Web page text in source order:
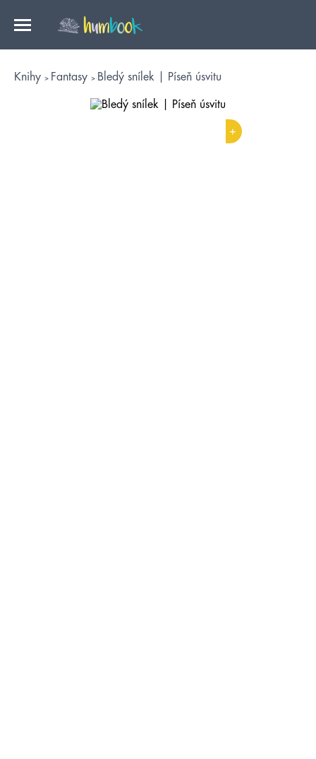
Knihy Fantasy Bledý snílek | Píseň úsvitu
+